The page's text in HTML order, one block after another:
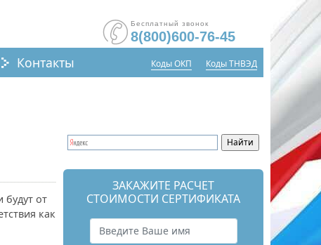
Бесплатный звонок
8(800)600-76-45
Контакты Коды ОКП Коды ТНВЭД
будут от
как
ЗАКАЖИТЕ РАСЧЕТ
СТОИМОСТИ СЕРТИФИКАТА